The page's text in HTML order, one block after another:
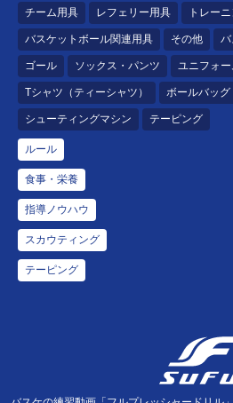
チーム用具 レフェリー用具 トレー
バスケットボール関連用具 その他 バ
ゴール ソックス・パンツ ユニフォー
Tシャツ（ティーシャツ） ボールバッグ
シューティングマシン テーピング
ルール
食事・栄養
指導ノウハウ
スカウティング
テーピング